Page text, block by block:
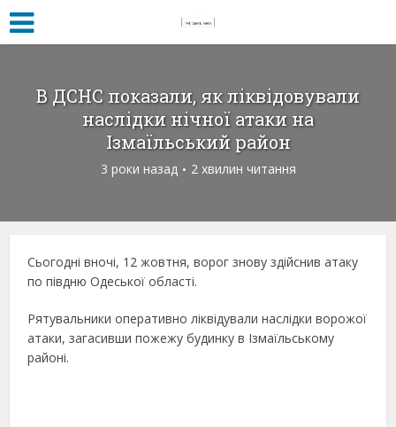
В ДСНС показали, як ліквідовували
наслідки нічної атаки на
Ізмаїльський район
3 роки назад 2 хвилин читання
Сьогодні вночі, 12 жовтня, ворог знову здійснив атаку
по півдню Одеської області.
Рятувальники оперативно ліквідували наслідки ворожої
атаки, загасивши пожежу будинку в Ізмаїльському
районі.